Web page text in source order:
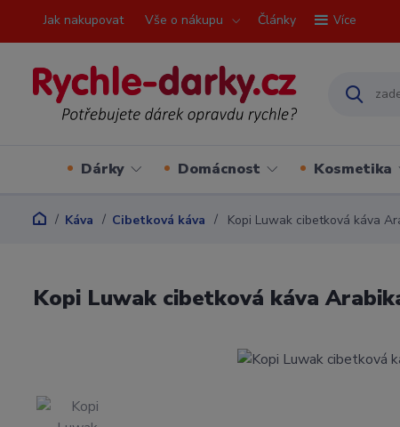
Jak nakupovat Vše o nákupu Články Více
Dárky Domácnost Kosmetika
Káva Cibetková káva Kopi Luwak cibetková káva
Kopi Luwak cibetková káva